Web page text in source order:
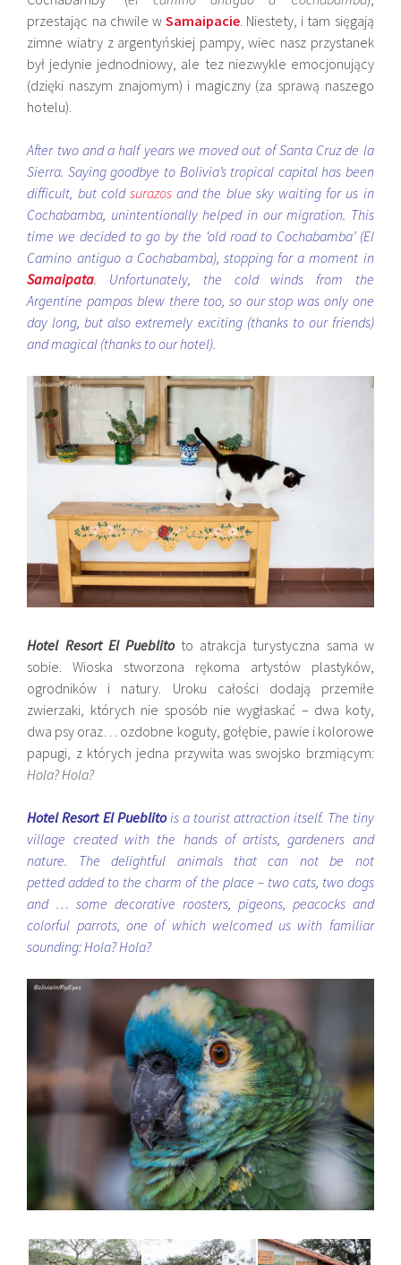
przestając na chwile w Samaipacie . Niestety, i tam sięgają
zimne wiatry z argentyńskiej pampy, wiec nasz przystanek
był jedynie jednodniowy, ale tez niezwykle emocjonujący
(dzięki naszym znajomym) i magiczny (za sprawą naszego
hotelu).
After two and a half years we moved out of Santa Cruz de la
Sierra. Saying goodbye to Bolivia’s tropical capital has been
difficult, but cold surazosand the blue sky waiting for us in
Cochabamba, unintentionally helped in our migration. This
time we decided to go by the ‘old road to Cochabamba’ (El
Camino antiguo a Cochabamba), stopping for a moment in
Samaipata. Unfortunately, the cold winds from the
Argentine pampas blew there too, so our stop was only one
day long, but also extremely exciting (thanks to our friends)
and magical (thanks to our hotel).
Hotel Resort El Pueblitoto atrakcja turystyczna sama w
sobie. Wioska stworzona rękoma artystów plastyków,
ogrodników i natury. Uroku całości dodają przemiłe
zwierzaki, których nie sposób nie wygłaskać – dwa koty,
dwa psy oraz… ozdobne koguty, gołębie, pawie i kolorowe
papugi, z których jedna przywita was swojsko brzmiącym:
Hola? Hola?
Hotel Resort El Pueblitois a tourist attraction itself. The tiny
village created with the hands of artists, gardeners and
nature. The delightful animals that can not be not
petted added to the charm of the place – two cats, two dogs
and … some decorative roosters, pigeons, peacocks and
colorful parrots, one of which welcomed us with familiar
sounding: Hola? Hola?